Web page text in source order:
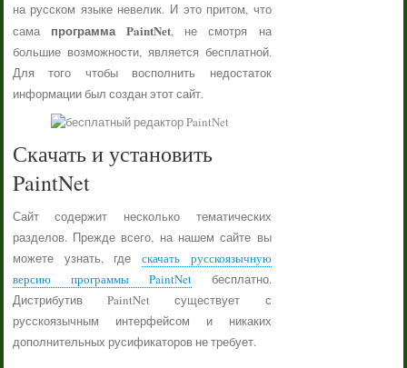
на русском языке невелик. И это притом, что
сама программа PaintNet, не смотря на
большие возможности, является бесплатной.
Для того чтобы восполнить недостаток
информации был создан этот сайт.
Скачать и установить
PaintNet
Сайт содержит несколько тематических
разделов. Прежде всего, на нашем сайте вы
можете узнать, где скачать русскоязычную
версию программы PaintNetбесплатно.
Дистрибутив PaintNet существует с
русскоязычным интерфейсом и никаких
дополнительных русификаторов не требует.